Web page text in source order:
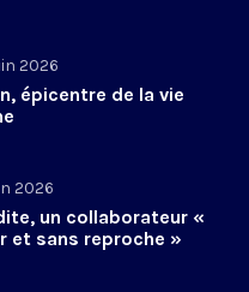
2026
épicentre de la vie
2026
un collaborateur «
et sans reproche »